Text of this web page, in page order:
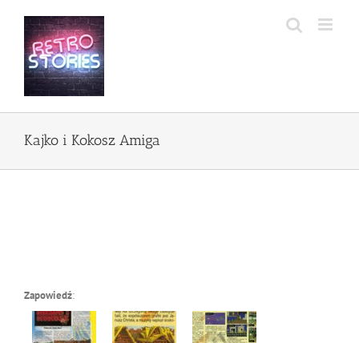
zawartości
Kajko i Kokosz Amiga
Zapowiedź: